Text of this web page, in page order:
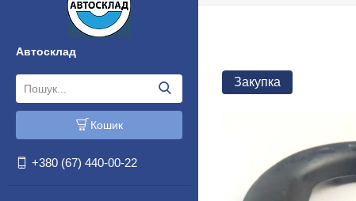
Автосклад
Кошик
+380 (67) 440-00-22
Закупка